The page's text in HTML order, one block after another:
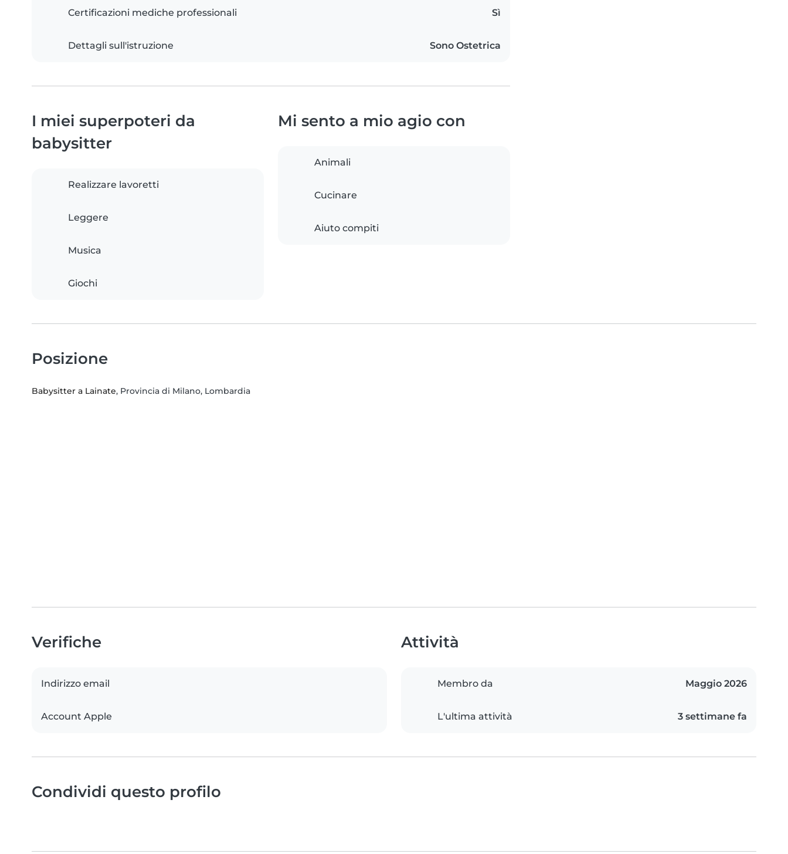
Certificazioni mediche professionali Sì
Dettagli sull'istruzione Sono Ostetrica
I miei superpoteri da
babysitter
Realizzare lavoretti
Leggere
Musica
Giochi
Mi sento a mio agio con
Animali
Cucinare
Aiuto compiti
Posizione
Babysitter a Lainate, Provincia di Milano, Lombardia
Verifiche
Indirizzo email
Account Apple
Attività
Membro da Maggio 2026
L'ultima attività 3 settimane fa
Condividi questo profilo